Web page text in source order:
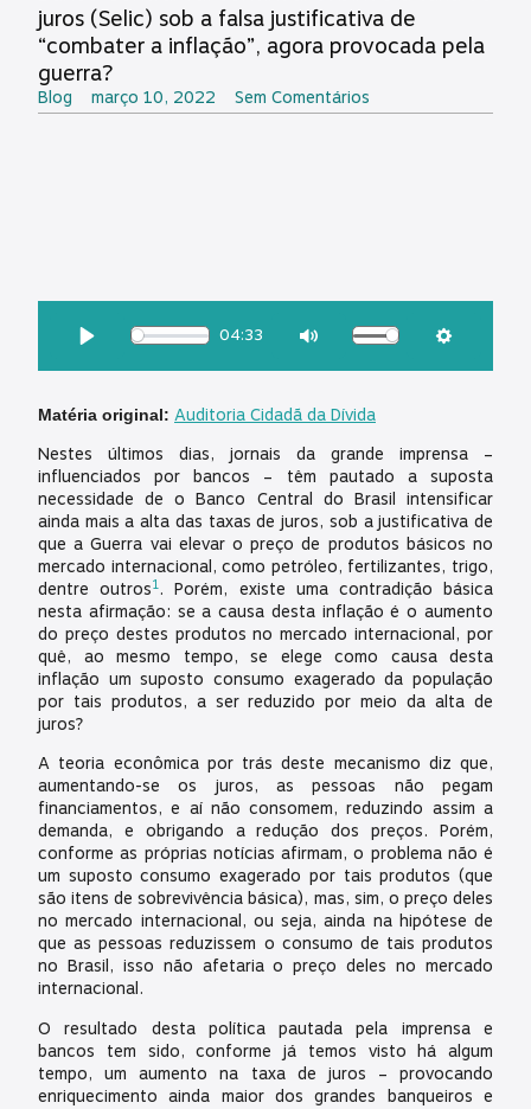
juros (Selic) sob a falsa justificativa de
“combater a inflação”, agora provocada pela
guerra?
Blog março 10, 2022 Sem Comentários
04:33
Matéria original: Auditoria Cidadã da Dívida
Nestes últimos dias, jornais da grande imprensa –
influenciados por bancos – têm pautado a suposta
necessidade de o Banco Central do Brasil intensificar
ainda mais a alta das taxas de juros, sob a justificativa de
que a Guerra vai elevar o preço de produtos básicos no
mercado internacional, como petróleo, fertilizantes, trigo,
dentre outros1. Porém, existe uma contradição básica
nesta afirmação: se a causa desta inflação é o aumento
do preço destes produtos no mercado internacional, por
quê, ao mesmo tempo, se elege como causa desta
inflação um suposto consumo exagerado da população
por tais produtos, a ser reduzido por meio da alta de
juros?
A teoria econômica por trás deste mecanismo diz que,
aumentando-se os juros, as pessoas não pegam
financiamentos, e aí não consomem, reduzindo assim a
demanda, e obrigando a redução dos preços. Porém,
conforme as próprias notícias afirmam, o problema não é
um suposto consumo exagerado por tais produtos (que
são itens de sobrevivência básica), mas, sim, o preço deles
no mercado internacional, ou seja, ainda na hipótese de
que as pessoas reduzissem o consumo de tais produtos
no Brasil, isso não afetaria o preço deles no mercado
internacional.
O resultado desta política pautada pela imprensa e
bancos tem sido, conforme já temos visto há algum
tempo, um aumento na taxa de juros – provocando
enriquecimento ainda maior dos grandes banqueiros e